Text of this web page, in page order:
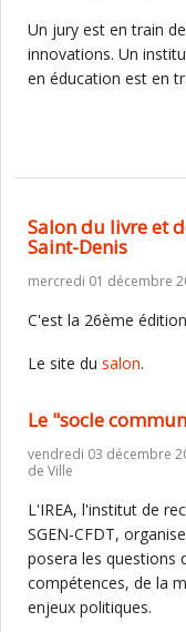
Un jury est en train
innovations. Un
en éducation est en
Salon du livre et
Saint-Denis
mercredi 01 décembre
C'est la 26ème
Le site du salon.
Le "socle
vendredi 03 décembre
de Ville
L'IREA, l'institut de
SGEN-CFDT,
posera les questions
compétences, de la
enjeux politiques.